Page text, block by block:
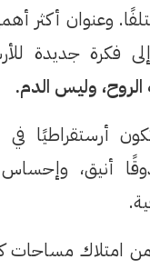
وعنوان أكثر
فكرة جديدة
الروح، وليس الدم.
أرستقراطيًا في
أنيق،
من امتلاك مساحات